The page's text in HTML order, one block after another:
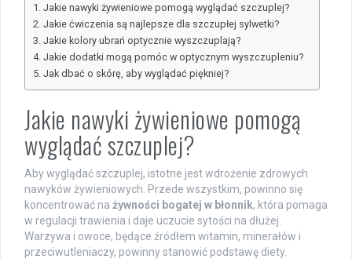
Jakie nawyki żywieniowe pomogą wyglądać szczuplej?
Jakie ćwiczenia są najlepsze dla szczupłej sylwetki?
Jakie kolory ubrań optycznie wyszczuplają?
Jakie dodatki mogą pomóc w optycznym wyszczupleniu?
Jak dbać o skórę, aby wyglądać piękniej?
Jakie nawyki żywieniowe pomogą
wyglądać szczuplej?
Aby wyglądać szczuplej, istotne jest wdrożenie zdrowych
nawyków żywieniowych. Przede wszystkim, powinno się
koncentrować na żywności bogatej w błonnik, która pomaga
w regulacji trawienia i daje uczucie sytości na dłużej.
Warzywa i owoce, będące źródłem witamin, minerałów i
przeciwutleniaczy, powinny stanowić podstawę diety.